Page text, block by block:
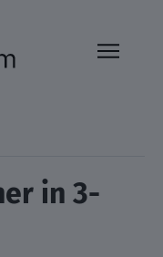
in 3-